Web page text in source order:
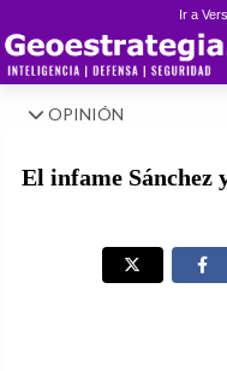
Ir a
OPINIÓN
El infame Sánchez